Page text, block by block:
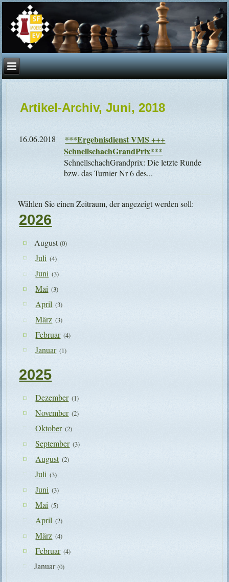
Artikel-Archiv, Juni, 2018
16.06.2018
***Ergebnisdienst VMS +++
SchnellschachGrandPrix***
SchnellschachGrandprix: Die letzte Runde
bzw. das Turnier Nr 6 des...
Wählen Sie einen Zeitraum, der angezeigt werden soll:
2026
August(0)
Juli (4)
Juni (3)
Mai (3)
April (3)
März (3)
Februar (4)
Januar (1)
2025
Dezember (1)
November (2)
Oktober (2)
September (3)
August (2)
Juli (3)
Juni (3)
Mai (5)
April (2)
März (4)
Februar (4)
Januar(0)